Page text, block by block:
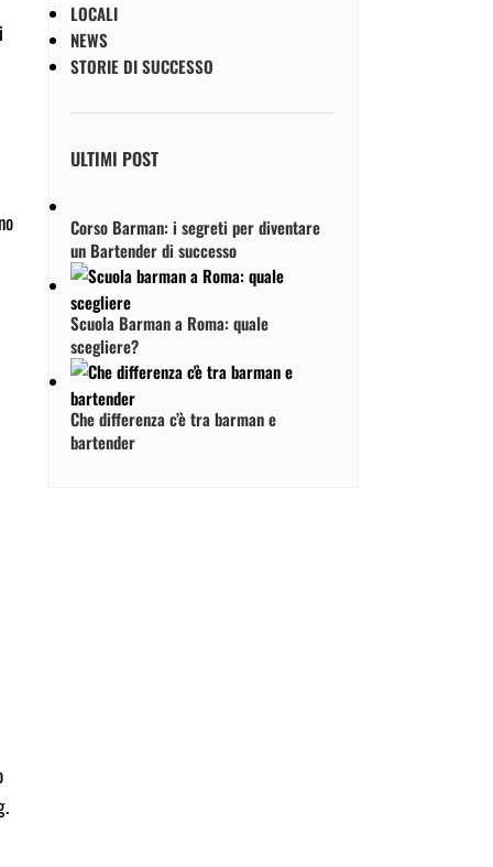
LOCALI
NEWS
STORIE DI SUCCESSO
ULTIMI POST
Corso Barman: i segreti per diventare
un Bartender di successo
Scuola Barman a Roma: quale
scegliere?
Che differenza c’è tra barman e
bartender